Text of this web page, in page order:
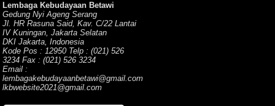
Lembaga Kebudayaan Betawi
Gedung Nyi Ageng Serang
Jl. HR Rasuna Said, Kav. C/22 Lantai
IV Kuningan, Jakarta Selatan
DKI Jakarta, Indonesia
Kode Pos : 12950 Telp : (021) 526
3234 Fax : (021) 526 3234
Email :
lembagakebudayaanbetawi@gmail.com
lkbwebsite2021@gmail.com